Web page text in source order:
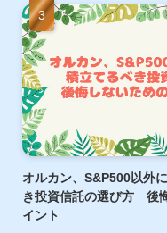
オルカン、S&P500以外
き投資信託の選び方 後
イント